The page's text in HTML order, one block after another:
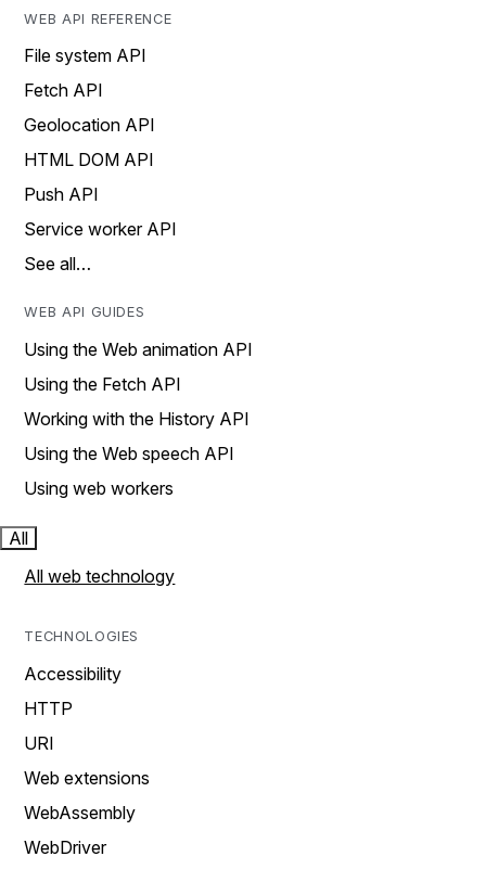
WEB API REFERENCE
File system API
Fetch API
Geolocation API
HTML DOM API
Push API
Service worker API
See all…
WEB API GUIDES
Using the Web animation API
Using the Fetch API
Working with the History API
Using the Web speech API
Using web workers
All
All web technology
TECHNOLOGIES
Accessibility
HTTP
URI
Web extensions
WebAssembly
WebDriver